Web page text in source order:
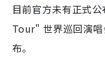
目前官方未有正式
Tour" 世界巡回演
布。